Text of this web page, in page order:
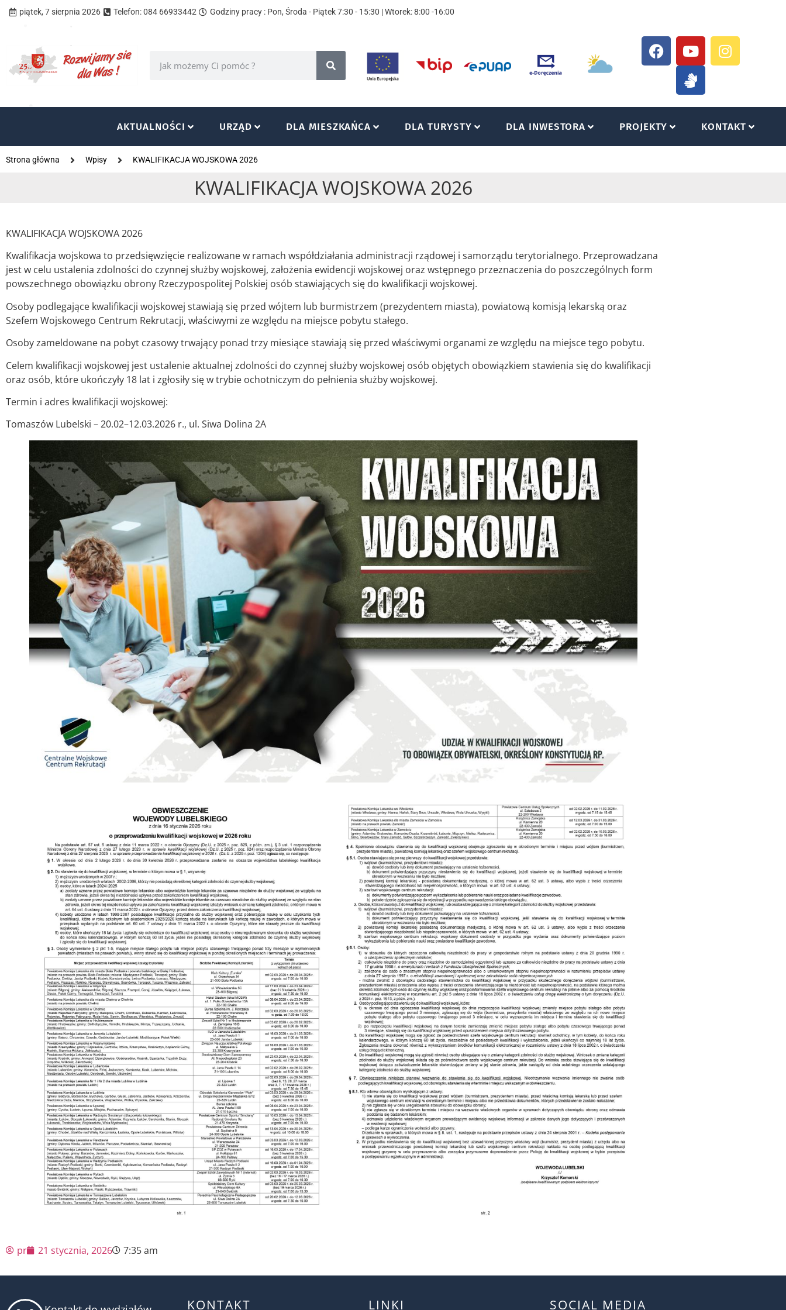
piątek, 7 sierpnia 2026 Telefon: 084 66933442 Godziny pracy : Pon, Środa - Piątek 7:30 - 15:30 | Wtorek: 8:00 -16:00
AKTUALNOŚCI URZĄD DLA MIESZKAŃCA DLA TURYSTY DLA INWESTORA PROJEKTY KONTAKT
Strona główna Wpisy KWALIFIKACJA WOJSKOWA 2026
KWALIFIKACJA WOJSKOWA 2026
KWALIFIKACJA WOJSKOWA 2026
Kwalifikacja wojskowa to przedsięwzięcie realizowane w ramach współdziałania administracji rządowej i samorządu terytorialnego. Przeprowadzana
jest w celu ustalenia zdolności do czynnej służby wojskowej, założenia ewidencji wojskowej oraz wstępnego przeznaczenia do poszczególnych form
powszechnego obowiązku obrony Rzeczypospolitej Polskiej osób stawiających się do kwalifikacji wojskowej.
Osoby podlegające kwalifikacji wojskowej stawiają się przed wójtem lub burmistrzem (prezydentem miasta), powiatową komisją lekarską oraz
Szefem Wojskowego Centrum Rekrutacji, właściwymi ze względu na miejsce pobytu stałego.
Osoby zameldowane na pobyt czasowy trwający ponad trzy miesiące stawiają się przed właściwymi organami ze względu na miejsce tego pobytu.
Celem kwalifikacji wojskowej jest ustalenie aktualnej zdolności do czynnej służby wojskowej osób objętych obowiązkiem stawienia się do kwalifikacji
oraz osób, które ukończyły 18 lat i zgłosiły się w trybie ochotniczym do pełnienia służby wojskowej.
Termin i adres kwalifikacji wojskowej:
Tomaszów Lubelski – 20.02–12.03.2026 r., ul. Siwa Dolina 2A
pr 21 stycznia, 2026 7:35 am
KONTAKT LINKI SOCIAL MEDIA